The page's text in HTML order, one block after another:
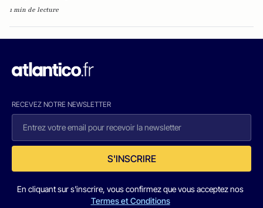
1 min de lecture
RECEVEZ NOTRE NEWSLETTER
S'INSCRIRE
En cliquant sur s'inscrire, vous confirmez que vous acceptez nos
Termes et Conditions